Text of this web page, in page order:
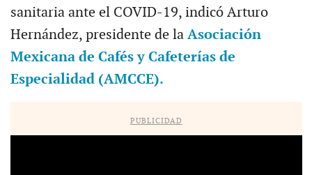
sanitaria ante el COVID-19, indicó Arturo
Hernández, presidente de la Asociación
Mexicana de Cafés y Cafeterías de
Especialidad (AMCCE).
PUBLICIDAD